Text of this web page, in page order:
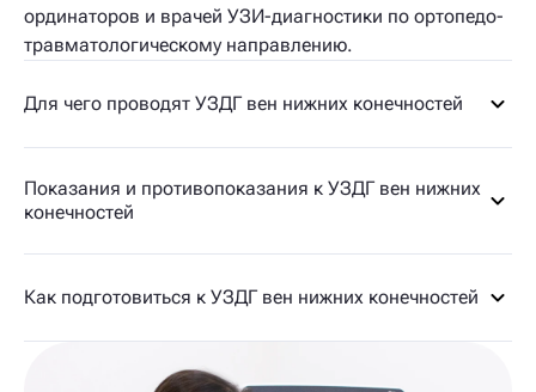
ординаторов и врачей УЗИ-диагностики по ортопедо-
травматологическому направлению.
Для чего проводят УЗДГ вен нижних конечностей
Показания и противопоказания к УЗДГ вен нижних
конечностей
Как подготовиться к УЗДГ вен нижних конечностей